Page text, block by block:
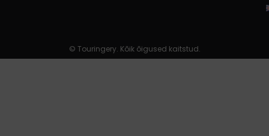
© Touringery. Kõik õigused kaitstud.